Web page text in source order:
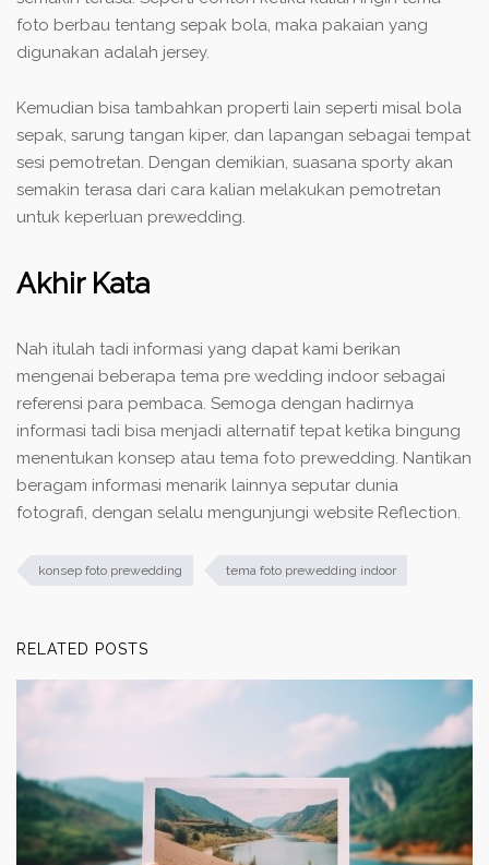
foto berbau tentang sepak bola, maka pakaian yang
digunakan adalah jersey.
Kemudian bisa tambahkan properti lain seperti misal bola
sepak, sarung tangan kiper, dan lapangan sebagai tempat
sesi pemotretan. Dengan demikian, suasana sporty akan
semakin terasa dari cara kalian melakukan pemotretan
untuk keperluan prewedding.
Akhir Kata
Nah itulah tadi informasi yang dapat kami berikan
mengenai beberapa tema pre wedding indoor sebagai
referensi para pembaca. Semoga dengan hadirnya
informasi tadi bisa menjadi alternatif tepat ketika bingung
menentukan konsep atau tema foto prewedding. Nantikan
beragam informasi menarik lainnya seputar dunia
fotografi, dengan selalu mengunjungi website Reflection.
konsep foto prewedding tema foto prewedding indoor
RELATED POSTS